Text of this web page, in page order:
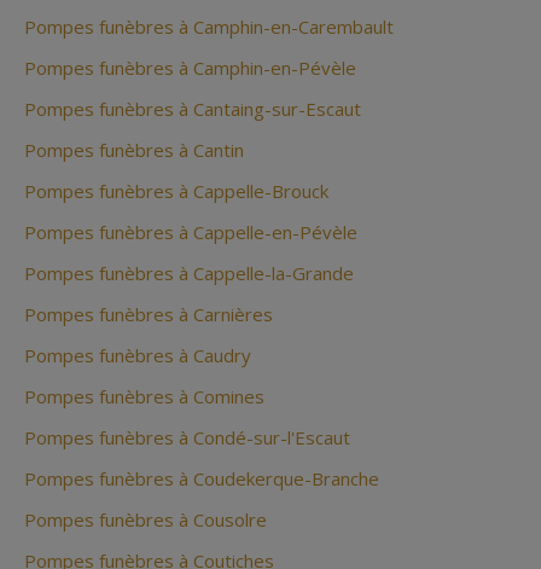
Pompes funèbres à Camphin-en-Carembault
Pompes funèbres à Camphin-en-Pévèle
Pompes funèbres à Cantaing-sur-Escaut
Pompes funèbres à Cantin
Pompes funèbres à Cappelle-Brouck
Pompes funèbres à Cappelle-en-Pévèle
Pompes funèbres à Cappelle-la-Grande
Pompes funèbres à Carnières
Pompes funèbres à Caudry
Pompes funèbres à Comines
Pompes funèbres à Condé-sur-l'Escaut
Pompes funèbres à Coudekerque-Branche
Pompes funèbres à Cousolre
Pompes funèbres à Coutiches